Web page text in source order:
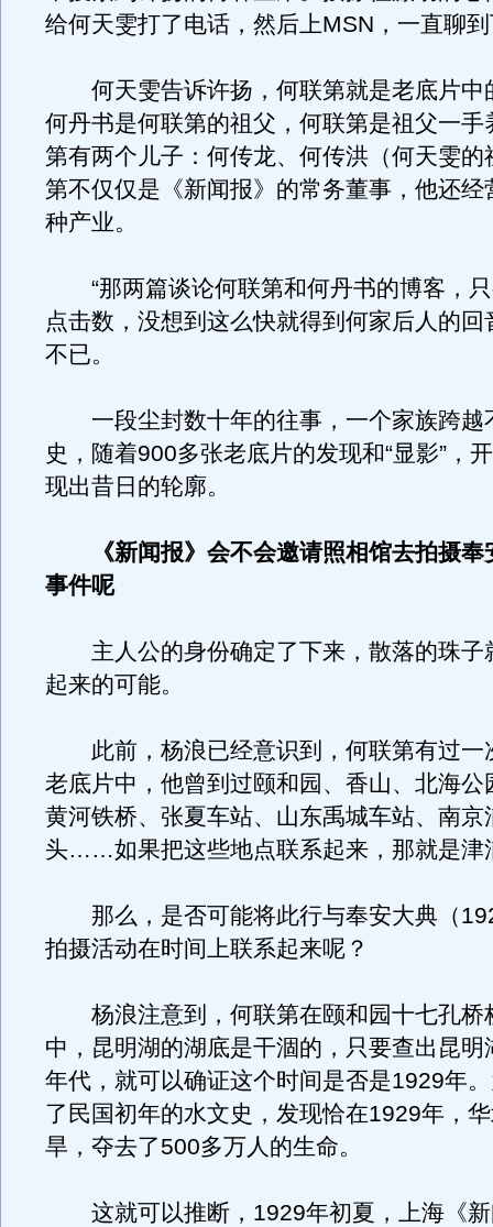
给何天雯打了电话，然后上MSN，一直聊
何天雯告诉许扬，何联第就是老底片中
何丹书是何联第的祖父，何联第是祖父一手
第有两个儿子：何传龙、何传洪（何天雯的
第不仅仅是《新闻报》的常务董事，他还经
种产业。
“那两篇谈论何联第和何丹书的博客，只
点击数，没想到这么快就得到何家后人的回
不已。
一段尘封数十年的往事，一个家族跨越
史，随着900多张老底片的发现和“显影”，
现出昔日的轮廓。
《新闻报》会不会邀请照相馆去拍摄
事件呢
主人公的身份确定了下来，散落的珠子
起来的可能。
此前，杨浪已经意识到，何联第有过一
老底片中，他曾到过颐和园、香山、北海公
黄河铁桥、张夏车站、山东禹城车站、南京
头……如果把这些地点联系起来，那就是津
那么，是否可能将此行与奉安大典（
拍摄活动在时间上联系起来呢？
杨浪注意到，何联第在颐和园十七孔桥
中，昆明湖的湖底是干涸的，只要查出昆明
年代，就可以确证这个时间是否是1929年
了民国初年的水文史，发现恰在1929年，
旱，夺去了500多万人的生命。
这就可以推断，1929年初夏，上海《新